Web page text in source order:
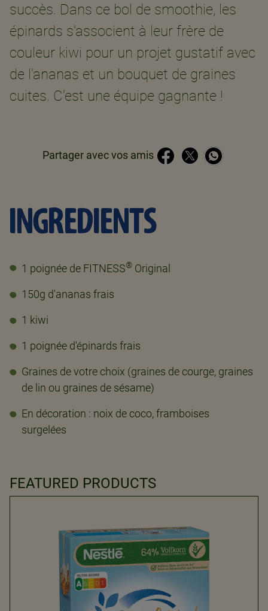
succès. Dans ce bol de smoothie, les
épinards s'associent à leur frère de
couleur kiwi pour un projet gustatif avec
de l'ananas et un bouquet de graines
cuites. C'est une équipe gagnante !
Partager avec vos amis
INGREDIENTS
1 poignée de FITNESS® Original
150g d'ananas frais
1 kiwi
1 poignée d'épinards frais
Graines de votre choix (graines de courge, graines
de lin ou graines de sésame)
En décoration : noix de coco, framboises
surgelées
FEATURED PRODUCTS